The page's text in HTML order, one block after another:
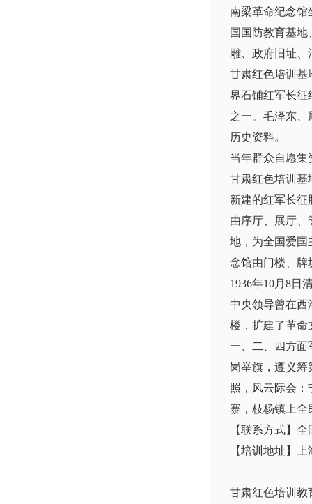
南梁革命纪念馆
国国防教育基
雕、政府旧址
甘肃红色培训基
界石铺红军长征
之一。毛泽东
历史资料。
当年群众自愿集
甘肃红色培训基
新建的红军长
由序厅、展厅
地，为全国爱国
念馆由门楼、牌
1936年10月8日
中央领导曾在西
楼，扩建了革命
一、二、四方面
岗举旗，遵义
照，风云际会
寨，枝杨镇上全
【联系方式】
【培训地址】
甘肃红色培训教